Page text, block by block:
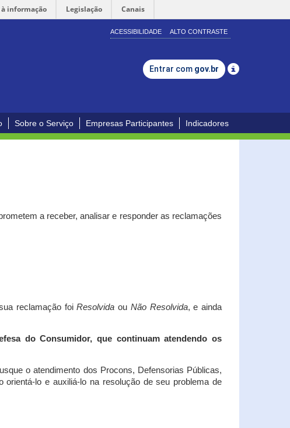
à informação Legislação Canais
ACESSIBILIDADE ALTO CONTRASTE
Entrar com gov.br
Sobre o Serviço Empresas Participantes Indicadores
a receber, analisar e responder as reclamações
reclamação foiResolvida ou Não Resolvida, e ainda
do Consumidor, que continuam atendendo os
o atendimento dos Procons, Defensorias Públicas,
lo e auxiliá-lo na resolução de seu problema de